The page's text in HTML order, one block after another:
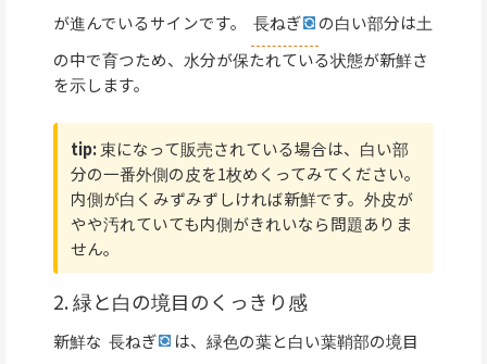
が進んでいるサインです。
長ねぎ
の白い部分は土
の中で育つため、水分が保たれている状態が新鮮さ
を示します。
tip:束になって販売されている場合は、白い部
分の一番外側の皮を1枚めくってみてください。
内側が白くみずみずしければ新鮮です。外皮が
やや汚れていても内側がきれいなら問題ありま
せん。
2. 緑と白の境目のくっきり感
新鮮な 長ねぎ
は、緑色の葉と白い葉鞘部の境目